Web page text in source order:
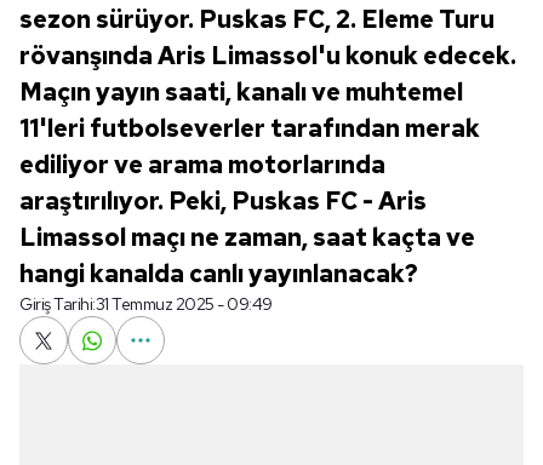
sezon sürüyor. Puskas FC, 2. Eleme Turu
rövanşında Aris Limassol'u konuk edecek.
Maçın yayın saati, kanalı ve muhtemel
11'leri futbolseverler tarafından merak
ediliyor ve arama motorlarında
araştırılıyor. Peki, Puskas FC - Aris
Limassol maçı ne zaman, saat kaçta ve
hangi kanalda canlı yayınlanacak?
Giriş Tarihi:31 Temmuz 2025 - 09:49